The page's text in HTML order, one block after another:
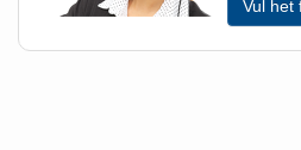
Vul het